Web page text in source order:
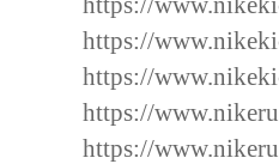
https://
https://
https://
https://